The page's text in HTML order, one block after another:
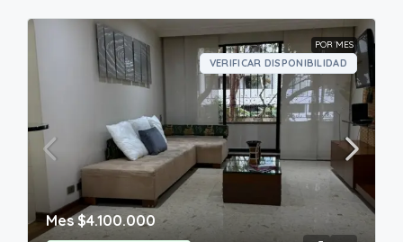
POR MES
VERIFICAR DISPONIBILIDAD
Mes$4.100.000